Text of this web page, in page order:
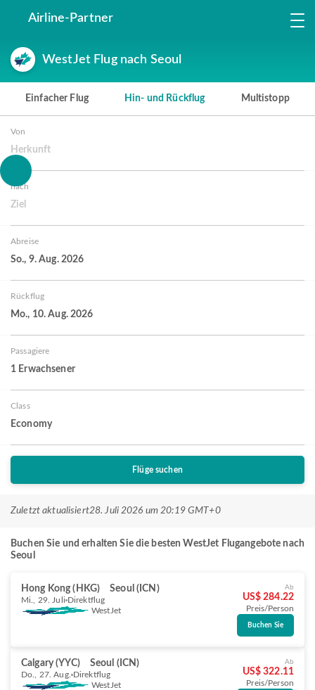
Airline-Partner
WestJet Flug nach Seoul
Einfacher Flug Hin- und Rückflug Multistopp
Von
Herkunft
nach
Ziel
Abreise
So., 9. Aug. 2026
Rückflug
Mo., 10. Aug. 2026
Passagiere
1 Erwachsener
Class
Economy
Flüge suchen
Zuletzt aktualisiert28. Juli 2026 um 20:19 GMT+0
Buchen Sie und erhalten Sie die besten WestJet Flugangebote nach
Seoul
Hong Kong (HKG) Seoul (ICN)
Mi., 29. Juli Direktflug
WestJet
Ab
US$ 284.22
Preis/Person
Buchen Sie
Calgary (YYC) Seoul (ICN)
Do., 27. Aug. Direktflug
WestJet
Ab
US$ 322.11
Preis/Person